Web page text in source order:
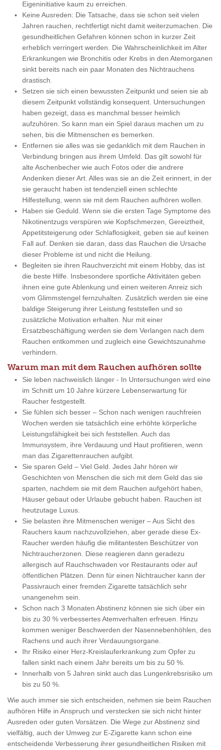
Eigeninitiative kaum zu erreichen.
Keine Ausreden: Die Tatsache, dass sie schon seit vielen
Jahren rauchen, rechtfertigt nicht damit weiterzumachen. Die
gesundheitlichen Gefahren können schon in kurzer Zeit
erheblich verringert werden. Die Wahrscheinlichkeit im Alter
Erkrankungen wie Bronchitis oder Krebs in den Atemorganen
sinkt bereits nach ein paar Monaten des Nichtrauchens
drastisch.
Setzen sie sich einen bewussten Zeitpunkt und seien sie ab
diesem Zeitpunkt vollständig konsequent. Untersuchungen
haben gezeigt, dass es manchmal besser heimlich
aufzuhören. So kann man ein Spiel daraus machen um zu
sehen, bis die Mitmenschen es bemerken.
Entfernen sie alles was sie gedanklich mit dem Rauchen in
Verbindung bringen aus ihrem Umfeld. Das gilt sowohl für
alte Aschenbecher wie auch Fotos oder die andrere
Andenken dieser Art. Alles was sie an die Zeit erinnert, in der
sie geraucht haben ist tendenziell einen schlechte
Hilfestellung, wenn sie mit dem Rauchen aufhören wollen.
Haben sie Geduld. Wenn sie die ersten Tage Symptome des
Nikotinentzugs verspüren wie Kopfschmerzen, Gereiztheit,
Appetitsteigerung oder Schlaflosigkeit, geben sie auf keinen
Fall auf. Denken sie daran, dass das Rauchen die Ursache
dieser Probleme ist und nicht die Heilung.
Begleiten sie ihren Rauchverzicht mit einem Hobby, das ist
die beste Hilfe. Insbesondere sportliche Aktivitäten geben
ihnen eine gute Ablenkung und einen weiteren Anreiz sich
vom Glimmstengel fernzuhalten. Zusätzlich werden sie eine
baldige Steigerung ihrer Leistung feststellen und so
zusätzliche Motivation erhalten. Nur mit einer
Ersatzbeschäftigung werden sie dem Verlangen nach dem
Rauchen entkommen und zugleich eine Gewichtszunahme
verhindern.
Warum man mit dem Rauchen aufhören sollte
Sie leben nachweislich länger - In Untersuchungen wird eine
im Schnitt um 10 Jahre kürzere Lebenserwartung für
Raucher festgestellt.
Sie fühlen sich besser – Schon nach wenigen rauchfreien
Wochen werden sie tatsächlich eine erhöhte körperliche
Leistungsfähigkeit bei sich feststellen. Auch das
Immunsystem, ihre Verdauung und Haut profitieren, wenn
man das Zigarettenrauchen aufgibt.
Sie sparen Geld – Viel Geld. Jedes Jahr hören wir
Geschichten von Menschen die sich mit dem Geld das sie
sparten, nachdem sie mit dem Rauchen aufgehört haben,
Häuser gebaut oder Urlaube gebucht haben. Rauchen ist
heutzutage Luxus.
Sie belasten ihre Mitmenschen weniger – Aus Sicht des
Rauchers kaum nachzuvollziehen, aber gerade diese Ex-
Raucher werden häufig die militantesten Beschützer von
Nichtraucherzonen. Diese reagieren dann geradezu
allergisch auf Rauchschwaden vor Restaurants oder auf
öffentlichen Plätzen. Denn für einen Nichtraucher kann der
Passivrauch einer fremden Zigarette tatsächlich sehr
unangenehm sein.
Schon nach 3 Monaten Abstinenz können sie sich über ein
bis zu 30 % verbessertes Atemverhalten erfreuen. Hinzu
kommen weniger Beschwerden der Nasennebenhöhlen, des
Rachens und auch ihrer Verdauungsorgane.
Ihr Risiko einer Herz-Kreislauferkrankung zum Opfer zu
fallen sinkt nach einem Jahr bereits um bis zu 50 %.
Innerhalb von 5 Jahren sinkt auch das Lungenkrebsrisiko um
bis zu 50 %.
Wie auch immer sie sich entscheiden, nehmen sie beim Rauchen
aufhören Hilfe in Anspruch und verstecken sie sich nicht hinter
Ausreden oder guten Vorsätzen. Die Wege zur Abstinenz sind
vielfältig, auch der Umweg zur E-Zigarette kann schon eine
entscheidende Verbesserung ihrer gesundheitlichen Risiken mit